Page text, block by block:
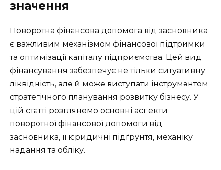
значення
Поворотна фінансова допомога від засновника
є важливим механізмом фінансової підтримки
та оптимізації капіталу підприємства. Цей вид
фінансування забезпечує не тільки ситуативну
ліквідність, але й може виступати інструментом
стратегічного планування розвитку бізнесу. У
цій статті розглянемо основні аспекти
поворотної фінансової допомоги від
засновника, її юридичні підґрунтя, механіку
надання та обліку.